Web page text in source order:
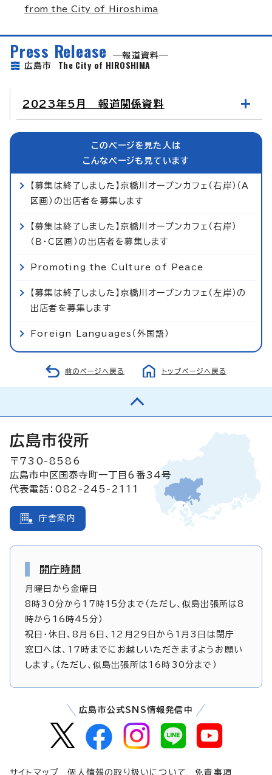
from the City of Hiroshima
Press Release
報道資料
広島市 The City of HIROSHIMA
2023年5月 報道関係資料
このページを見た人は
こんなページも見ています
【募集は終了しました】京橋川オープンカフェ（右岸）（A
区画）の出店者を募集します
【募集は終了しました】京橋川オープンカフェ（右岸）
（B・C区画）の出店者を募集します
Promoting the Culture of Peace
【募集は終了しました】京橋川オープンカフェ（左岸）の
出店者を募集します
Foreign Languages（外国語）
前のページへ戻る トップページへ戻る
広島市役所
〒730-8586
広島市中区国泰寺町一丁目6番34号
代表電話：082-245-2111
庁舎案内
開庁時間
月曜日から金曜日
8時30分から17時15分まで（ただし、似島出張所は8
時から16時45分）
祝日・休日、8月6日、12月29日から1月3日は閉庁
窓口へは、17時までにお越しいただきますようお願い
します。（ただし、似島出張所は16時30分まで）
広島市公式SNS情報発信中
サイトマップ 個人情報の取り扱いについて 免責事項